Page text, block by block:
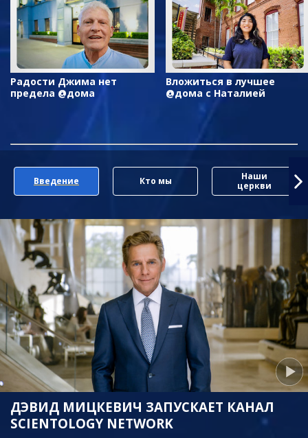
Радости Джима нет
предела @дома
Вложиться в лучшее
@дома с Наталией
Введение Кто мы
Наши
церкви
ДЭВИД МИЦКЕВИЧ ЗАПУСКАЕТ КАНАЛ
SCIENTOLOGY NETWORK